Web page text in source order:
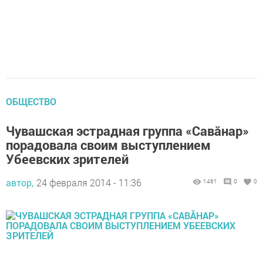
ОБЩЕСТВО
Чувашская эстрадная группа «Савăнар»
порадовала своим выступлением
Убеевских зрителей
автор, 24 февраля 2014 - 11:36 1461 0 0